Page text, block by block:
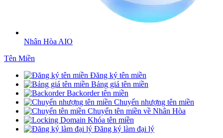
Nhân Hòa AIO
Tên Miền
Đăng ký tên miền
Bảng giá tên miền
Backorder tên miền
Chuyển nhượng tên miền
Chuyển tên miền về Nhân Hòa
Khóa tên miền
Đăng ký làm đại lý